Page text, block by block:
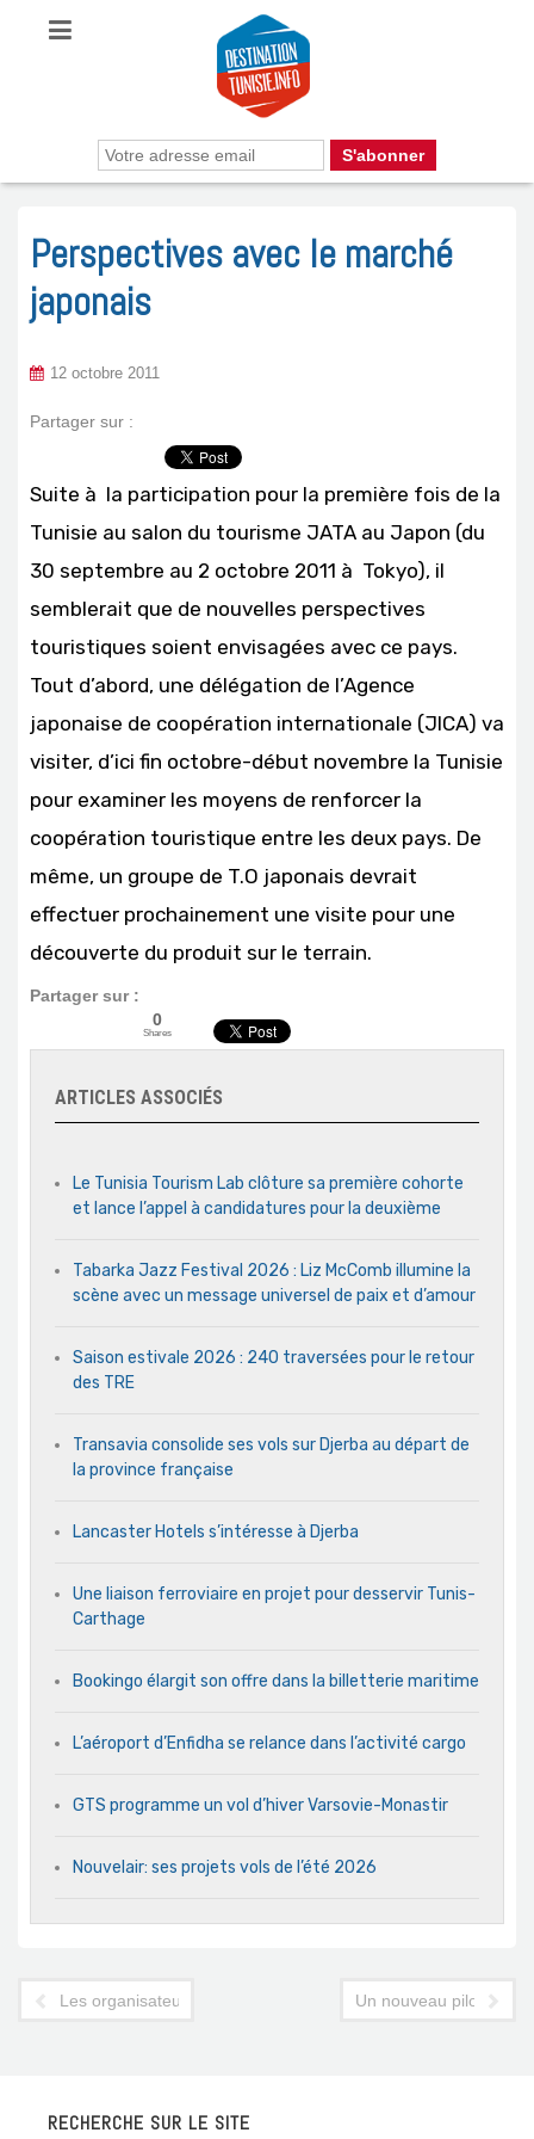
Perspectives avec le marché
japonais
12 octobre 2011
Partager sur :
Suite à la participation pour la première fois de la
Tunisie au salon du tourisme JATA au Japon (du
30 septembre au 2 octobre 2011 à Tokyo), il
semblerait que de nouvelles perspectives
touristiques soient envisagées avec ce pays.
Tout d’abord, une délégation de l’Agence
japonaise de coopération internationale (JICA) va
visiter, d’ici fin octobre-début novembre la Tunisie
pour examiner les moyens de renforcer la
coopération touristique entre les deux pays. De
même, un groupe de T.O japonais devrait
effectuer prochainement une visite pour une
découverte du produit sur le terrain.
Partager sur :
0
Shares
ARTICLES ASSOCIÉS
Le Tunisia Tourism Lab clôture sa première cohorte
et lance l’appel à candidatures pour la deuxième
Tabarka Jazz Festival 2026 : Liz McComb illumine la
scène avec un message universel de paix et d’amour
Saison estivale 2026 : 240 traversées pour le retour
des TRE
Transavia consolide ses vols sur Djerba au départ de
la province française
Lancaster Hotels s’intéresse à Djerba
Une liaison ferroviaire en projet pour desservir Tunis-
Carthage
Bookingo élargit son offre dans la billetterie maritime
L’aéroport d’Enfidha se relance dans l’activité cargo
GTS programme un vol d’hiver Varsovie-Monastir
Nouvelair: ses projets vols de l’été 2026
Les organisateurs de spectacles toujours en colère
Un nouveau pilote à la
RECHERCHE SUR LE SITE